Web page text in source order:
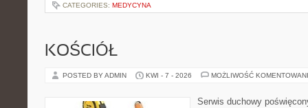
CATEGORIES: MEDYCYNA
KOŚCIÓŁ
POSTED BY ADMIN KWI - 7 - 2026 MOŻLIWOŚĆ
Serwis duchowy